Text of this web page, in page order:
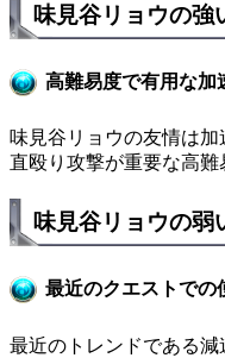
味見谷リョウの強
高難易度で有用な加
味見谷リョウの友情は加
直殴り攻撃が重要な高難
味見谷リョウの弱
最近のクエストでの
最近のトレンドである減